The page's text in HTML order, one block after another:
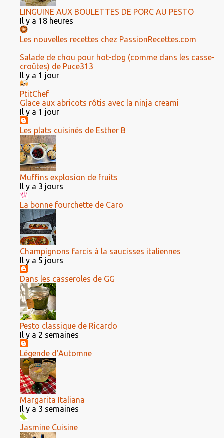
LINGUINE AUX BOULETTES DE PORC AU PESTO
Il y a 18 heures
Les nouvelles recettes chez PassionRecettes.com
Salade de chou pour hot-dog (comme dans les casse-
croûtes) de Puce313
Il y a 1 jour
PtitChef
Glace aux abricots rôtis avec la ninja creami
Il y a 1 jour
Les plats cuisinés de Esther B
Muffins explosion de fruits
Il y a 3 jours
La bonne fourchette de Caro
Champignons farcis à la saucisses italiennes
Il y a 5 jours
Dans les casseroles de GG
Pesto classique de Ricardo
Il y a 2 semaines
Légende d'Automne
Margarita Italiana
Il y a 3 semaines
Jasmine Cuisine